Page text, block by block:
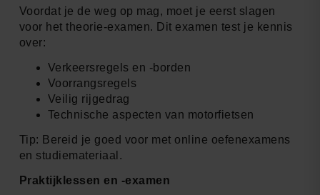
Voordat je de weg op mag, moet je eerst slagen
voor het theorie-examen. Dit examen test je kennis
over:
Verkeersregels en -borden
Voorrangsregels
Veilig rijgedrag
Technische aspecten van motorfietsen
Tip: Bereid je goed voor met online oefenexamens
en studiemateriaal.
Praktijklessen en -examen